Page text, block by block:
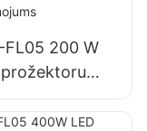
FL05 200 W
prožektoru
un